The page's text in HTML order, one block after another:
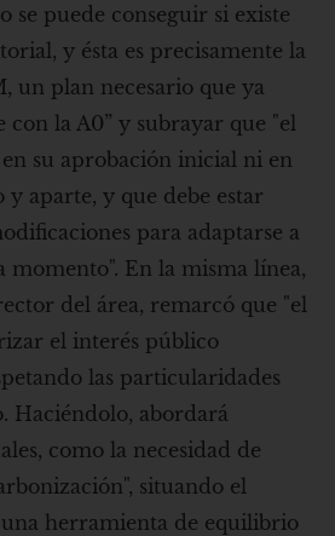
se puede conseguir si existe
y ésta es precisamente la
un plan necesario que ya
con la A0” y subrayar que "el
su aprobación inicial ni en
aparte, y que debe estar
para adaptarse a
momento". En la misma línea,
del área, remarcó que "el
el interés público
las particularidades
Haciéndolo, abordará
como la necesidad de
situando el
herramienta de equilibrio